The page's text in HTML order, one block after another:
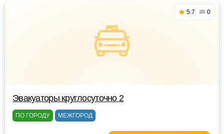
5.7 0
Эвакуаторы круглосуточно 2
ПО ГОРОДУ МЕЖГОРОД